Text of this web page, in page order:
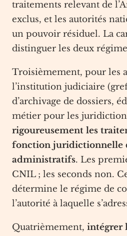
traitements relevant de
exclus, et les autorités
un pouvoir résiduel. La
distinguer les deux
Troisièmement, pour les
l’institution judiciaire
d’archivage de dossiers,
métier pour les
rigoureusement les
fonction juridictionnelle
administratifs. Les
CNIL ; les seconds non.
détermine le régime de
l’autorité à laquelle
Quatrièmement, intégrer